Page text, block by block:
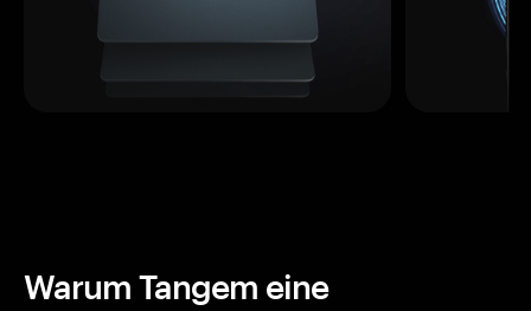
Warum Tangem eine